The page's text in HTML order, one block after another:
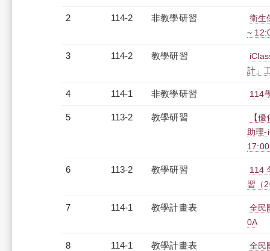
2 114-2 非教學研習
衛生
~
3 114-2 教學研習
計」
4 114-1 非教學研習 114
5 113-2 教學研習
【
助理-
6 113-2 教學研習
114
習（
7 114-1 教學計畫表
全民
0A
8 114-1 教學計畫表
全民